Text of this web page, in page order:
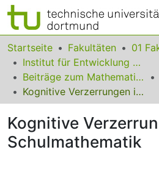
Bereiche & Sammlungen
Das gesamte Repositorium
Statistiken
FAQ
Leitlinien
Startseite Fakultäten
Institut für Entwicklung und Erforschung des Mathematikunterrichts
Beiträge zum Mathematikunterricht
Kognitive Verzerrungen in der Schulmathematik
Kognitive
Schulmathematik